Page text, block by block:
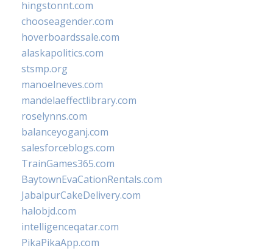
hingstonnt.com
chooseagender.com
hoverboardssale.com
alaskapolitics.com
stsmp.org
manoelneves.com
mandelaeffectlibrary.com
roselynns.com
balanceyoganj.com
salesforceblogs.com
TrainGames365.com
BaytownEvaCationRentals.com
JabalpurCakeDelivery.com
halobjd.com
intelligenceqatar.com
PikaPikaApp.com